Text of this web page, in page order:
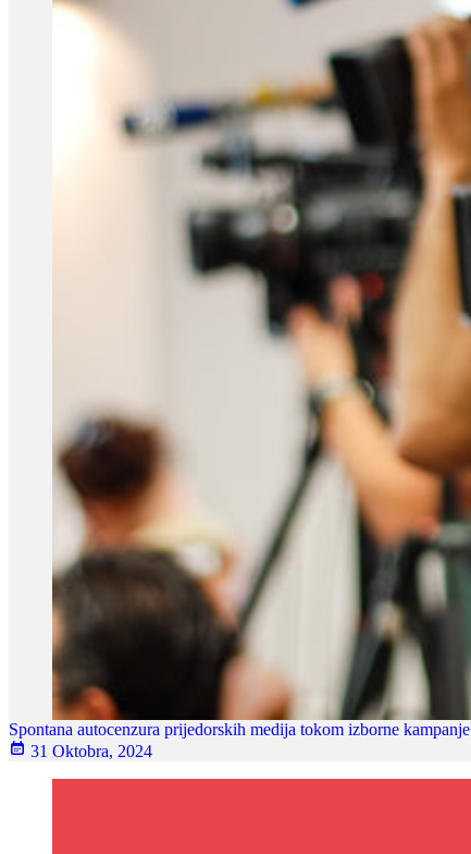
Spontana autocenzura prijedorskih medija tokom izborne kampanje
31 Oktobra, 2024